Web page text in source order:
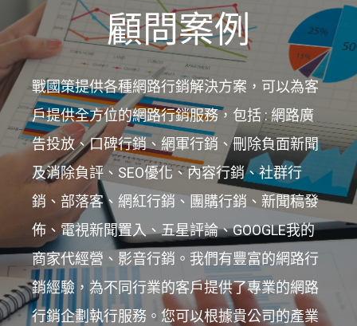
顧問案例
戰國策提供各種網路行銷解決方案，可以為客
戶提供全方位的網路行銷服務，包括 : 網路廣
告投放、口碑行銷、網軍行銷、刪除負面新聞
及消除負評、SEO優化、內容行銷、社群行
銷、部落客、網紅行銷、團購行銷、新聞稿發
佈、電視新聞置入、五星評論、GOOGLE我的
商家代經營、影音行銷。我們有豐富的網路行
銷經驗，為不同行業的客戶提供了專業的網路
行銷企劃執行服務。您可以根據貴公司的產業